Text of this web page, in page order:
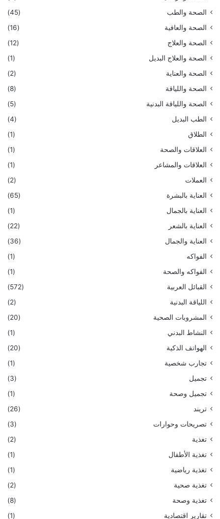
الصحة والطب
(45)
الصحة والعافية
(16)
الصحة والعلاج
(12)
الصحة والعلاج البديل
(1)
الصحة والعناية
(2)
الصحة واللياقة
(8)
الصحة واللياقة البدنية
(5)
الطب البديل
(4)
الطلاق
(1)
العلاقات والصحة
(1)
العلاقات والمشاعر
(1)
العملات
(2)
العناية بالبشرة
(65)
العناية بالجمال
(1)
العناية بالشعر
(22)
العناية والجمال
(36)
الفواكه
(1)
الفواكه والصحة
(1)
القبائل العربية
(572)
اللياقة البدنية
(2)
المشروبات الصحية
(20)
النشاط البدني
(1)
الهواتف الذكية
(20)
تجارب شخصية
(1)
تجميل
(3)
تجميل وصحة
(1)
تريند
(26)
تصريحات وحوارات
(3)
تغذية
(2)
تغذية الأطفال
(1)
تغذية رياضية
(1)
تغذية صحية
(2)
تغذية وصحة
(8)
تقارير اقتصادية
(1)